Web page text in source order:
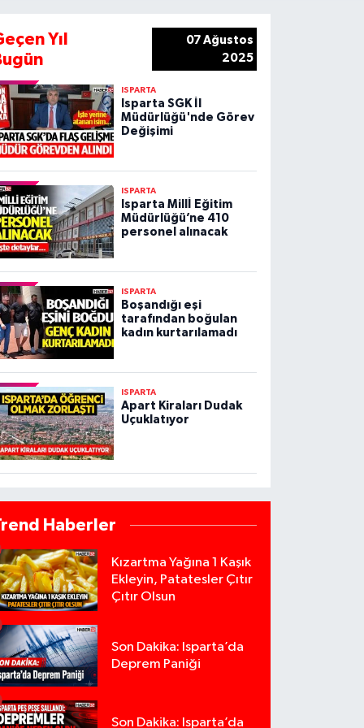
Yıl
07 Ağustos
2025
ISPARTA
Isparta SGK İl
Müdürlüğü'nde Görev
Değişimi
ISPARTA
Isparta Millİ Eğitim
Müdürlüğü’ne 410
personel alınacak
ISPARTA
Boşandığı eşi
tarafından boğulan
kadın kurtarılamadı
ISPARTA
Apart Kiraları Dudak
Uçuklatıyor
Haberler
Kızartma Yağına 1 Kaşık
Ekleyin, Patatesler Çıtır
Çıtır Olsun
Son Dakika: Isparta’da
Deprem Paniği
Son Dakika: Isparta’da